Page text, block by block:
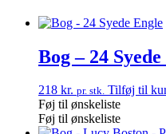
Bog – 24
218 kr. pr. stk. Tilføj til
Føj til ønskeliste
Føj til ønskeliste